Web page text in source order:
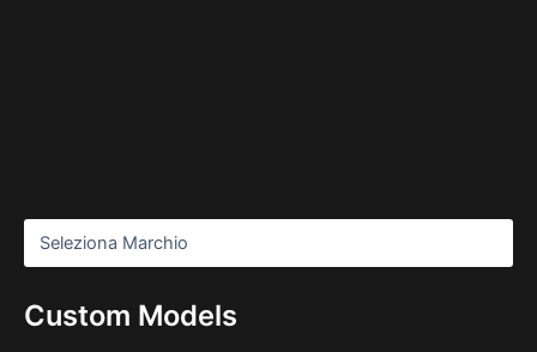
Custom Models